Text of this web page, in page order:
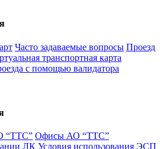
Часто задаваемые вопросы Проезд
транспортная карта
с помощью валидатора
“ТТС” Офисы АО “ТТС”
ЛК Условия использования ЭСП